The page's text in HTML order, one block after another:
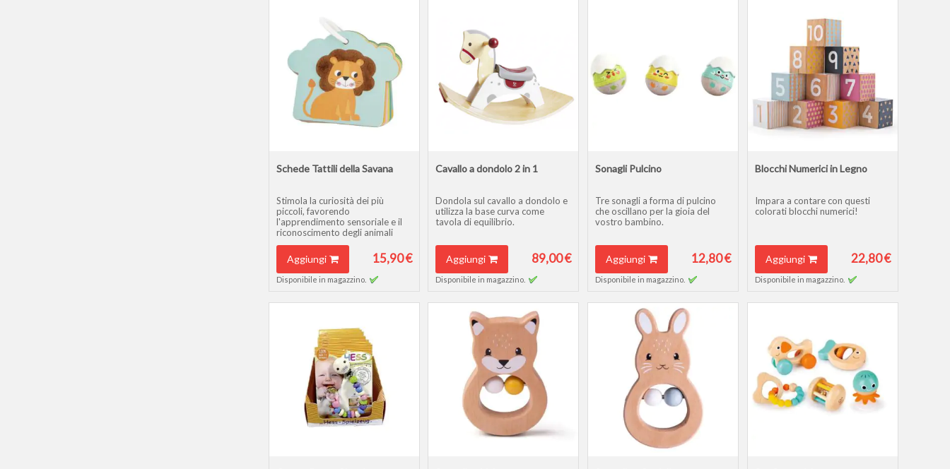
Schede Tattili della Savana
Stimola la curiosità dei più
piccoli, favorendo
l'apprendimento sensoriale e il
riconoscimento degli animali
Aggiungi 15,90 €
Disponibile in magazzino.
Cavallo a dondolo 2 in 1
Dondola sul cavallo a dondolo e
utilizza la base curva come
tavola di equilibrio.
Aggiungi 89,00 €
Disponibile in magazzino.
Sonagli Pulcino
Tre sonagli a forma di pulcino
che oscillano per la gioia del
vostro bambino.
Aggiungi 12,80 €
Disponibile in magazzino.
Blocchi Numerici in Legno
Impara a contare con questi
colorati blocchi numerici!
Aggiungi 22,80 €
Disponibile in magazzino.